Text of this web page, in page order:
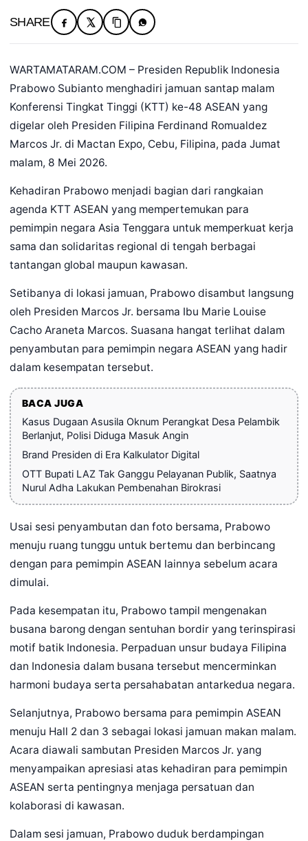
SHARE
WARTAMATARAM.COM – Presiden Republik Indonesia
Prabowo Subianto menghadiri jamuan santap malam
Konferensi Tingkat Tinggi (KTT) ke-48 ASEAN yang
digelar oleh Presiden Filipina Ferdinand Romualdez
Marcos Jr. di Mactan Expo, Cebu, Filipina, pada Jumat
malam, 8 Mei 2026.
Kehadiran Prabowo menjadi bagian dari rangkaian
agenda KTT ASEAN yang mempertemukan para
pemimpin negara Asia Tenggara untuk memperkuat kerja
sama dan solidaritas regional di tengah berbagai
tantangan global maupun kawasan.
Setibanya di lokasi jamuan, Prabowo disambut langsung
oleh Presiden Marcos Jr. bersama Ibu Marie Louise
Cacho Araneta Marcos. Suasana hangat terlihat dalam
penyambutan para pemimpin negara ASEAN yang hadir
dalam kesempatan tersebut.
BACA JUGA
Kasus Dugaan Asusila Oknum Perangkat Desa Pelambik
Berlanjut, Polisi Diduga Masuk Angin
Brand Presiden di Era Kalkulator Digital
OTT Bupati LAZ Tak Ganggu Pelayanan Publik, Saatnya
Nurul Adha Lakukan Pembenahan Birokrasi
Usai sesi penyambutan dan foto bersama, Prabowo
menuju ruang tunggu untuk bertemu dan berbincang
dengan para pemimpin ASEAN lainnya sebelum acara
dimulai.
Pada kesempatan itu, Prabowo tampil mengenakan
busana barong dengan sentuhan bordir yang terinspirasi
motif batik Indonesia. Perpaduan unsur budaya Filipina
dan Indonesia dalam busana tersebut mencerminkan
harmoni budaya serta persahabatan antarkedua negara.
Selanjutnya, Prabowo bersama para pemimpin ASEAN
menuju Hall 2 dan 3 sebagai lokasi jamuan makan malam.
Acara diawali sambutan Presiden Marcos Jr. yang
menyampaikan apresiasi atas kehadiran para pemimpin
ASEAN serta pentingnya menjaga persatuan dan
kolaborasi di kawasan.
Dalam sesi jamuan, Prabowo duduk berdampingan